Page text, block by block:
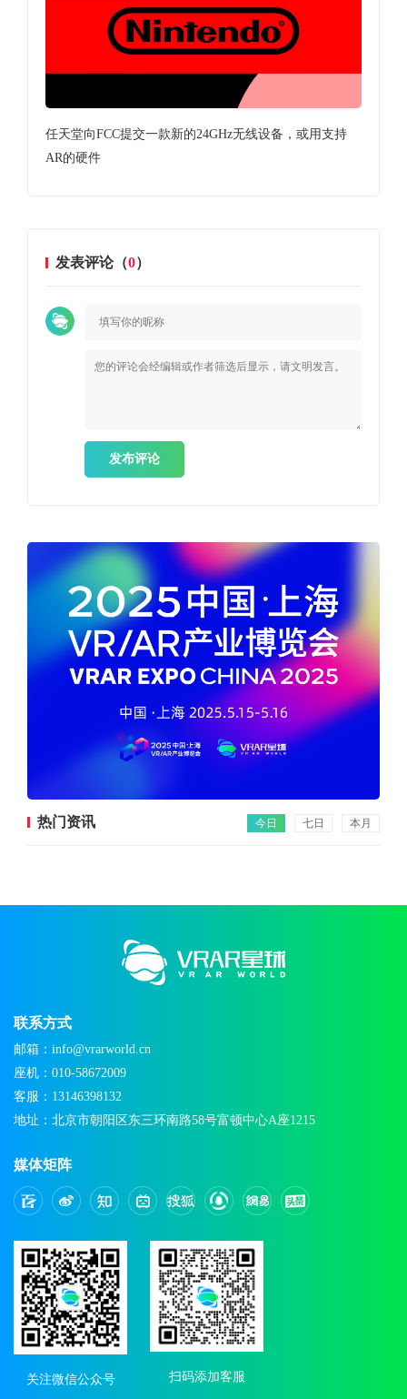
任天堂向FCC提交一款新的24GHz无线设备，或用支持
AR的硬件
发表评论（0）
发布评论
热门资讯 今日 七日 本月
联系方式
邮箱：info@vrarworld.cn
座机：010-58672009
客服：13146398132
地址：北京市朝阳区东三环南路58号富顿中心A座1215
媒体矩阵
关注微信公众号 扫码添加客服